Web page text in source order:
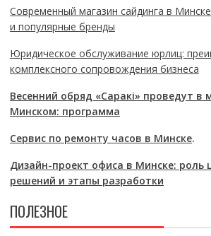
Современный магазин сайдинга в
и популярные бренды
Юридическое обслуживание юрлиц:
комплексного сопровождения бизнеса
Весенний обряд «Саракі» проведут в
Минском: программа
Сервис по ремонту часов в Минске.
Дизайн-проект офиса в Минске: роль
решений и этапы разработки
ПОЛЕЗНОЕ